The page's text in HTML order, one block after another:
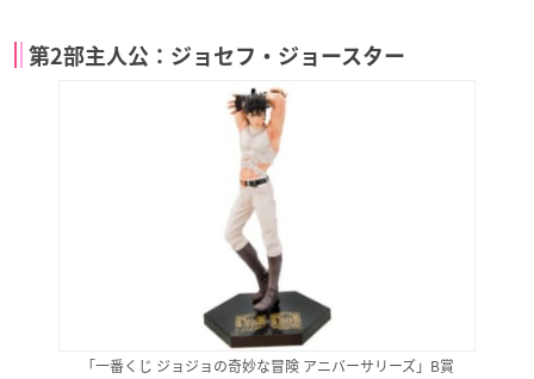
第2部主人公：ジョセフ・ジョースター
「一番くじ ジョジョの奇妙な冒険 アニバーサリーズ」B賞